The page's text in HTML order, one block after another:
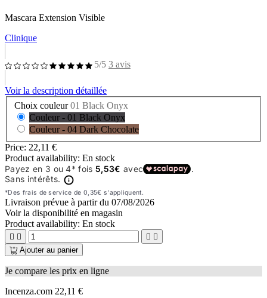
Mascara Extension Visible
Clinique
5/5 3 avis
Voir la description détaillée
Choix couleur01 Black Onyx
Couleur - 01 Black Onyx
Couleur - 04 Dark Chocolate
Price: 22,11 €
Product availability: En stock
Livraison prévue à partir du 07/08/2026
Voir la disponibilité en magasin
Product availability: En stock
   
Ajouter au panier
Je compare les prix en ligne
Incenza.com 22,11 €